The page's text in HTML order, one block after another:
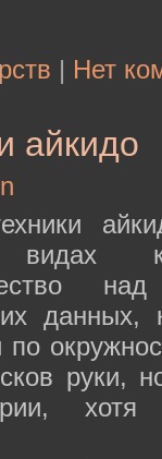
| Нет
айкидо
видах
данных,
по
руки,